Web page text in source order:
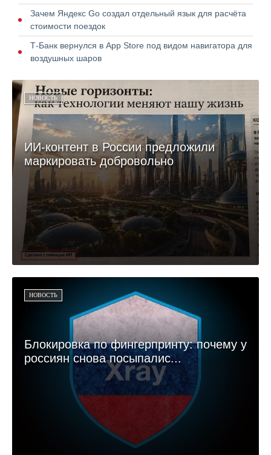
Зачем Яндекс Go создал отдельный язык для расчёта
стоимости поездок
Т-Банк вернулся в App Store под видом навигатора для
воздушных шаров
НОВОСТЬ
ИИ-контент в России предложили
маркировать добровольно
НОВОСТЬ
Блокировка по фингерпринту: почему у
россиян снова посыпалис...